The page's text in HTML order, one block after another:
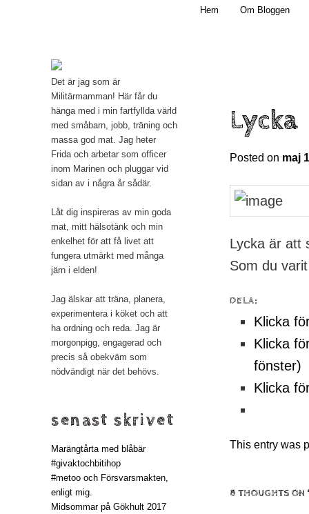
Mamma, militär och märkbart obekväm
Hem Om Bloggen
Lycka
Posted on maj
Lycka är att
Som du
DELA:
Klicka
Klicka
fönster)
Klicka
This entry was
8 THOUGHTS ON
Det är jag som är
Militärmamman! Här får du
hänga med i min fartfyllda värld
med småbarn, jobb, träning och
massa god mat. Jag heter
Frida och arbetar som officer
inom Marinen och pluggar vid
sidan av i några år sådär.
Låt dig inspireras av min goda
mat, mitt hälsotänk och min
enkelhet för att få livet att
fungera utmärkt med många
järn i elden!
Jag älskar att träna, planera,
experimentera i köket och att
ha ordning och reda. Jag är
morgonpigg, engagerad och
precis så obekväm som
nödvändigt när det behövs.
senast skrivet
Marängtårta med blåbär
#givaktochbitihop
#metoo och Försvarsmakten,
enligt mig.
Midsommar på Gökhult 2017